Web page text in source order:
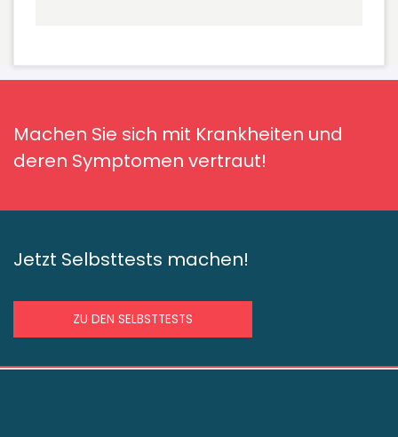
Machen Sie sich mit Krankheiten und
deren Symptomen vertraut!
Jetzt Selbsttests machen!
ZU DEN SELBSTTESTS